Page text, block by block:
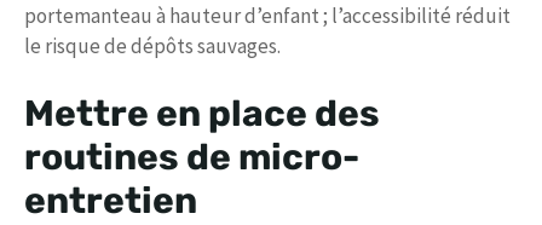
portemanteau à hauteur d’enfant ; l’accessibilité réduit
le risque de dépôts sauvages.
Mettre en place des
routines de micro-
entretien